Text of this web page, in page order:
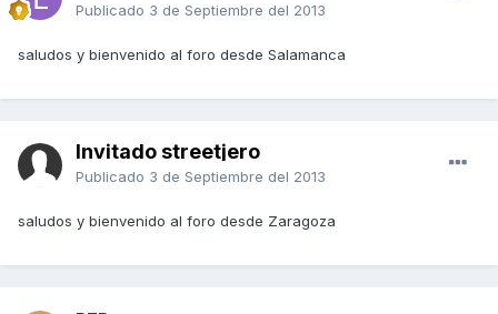
Publicado 3 de Septiembre del 2013
saludos y bienvenido al foro desde Salamanca
Invitado streetjero
Publicado 3 de Septiembre del 2013
saludos y bienvenido al foro desde Zaragoza